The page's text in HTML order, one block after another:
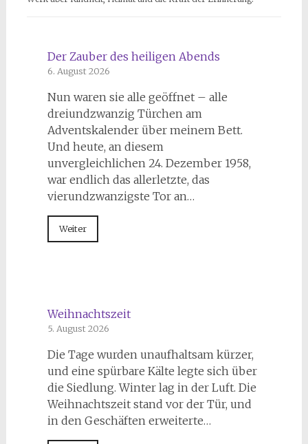
Der Zauber des heiligen Abends
6. August 2026
Nun waren sie alle geöffnet – alle
dreiundzwanzig Türchen am
Adventskalender über meinem Bett.
Und heute, an diesem
unvergleichlichen 24. Dezember 1958,
war endlich das allerletzte, das
vierundzwanzigste Tor an…
Weiter
Weihnachtszeit
5. August 2026
Die Tage wurden unaufhaltsam kürzer,
und eine spürbare Kälte legte sich über
die Siedlung. Winter lag in der Luft. Die
Weihnachtszeit stand vor der Tür, und
in den Geschäften erweiterte…